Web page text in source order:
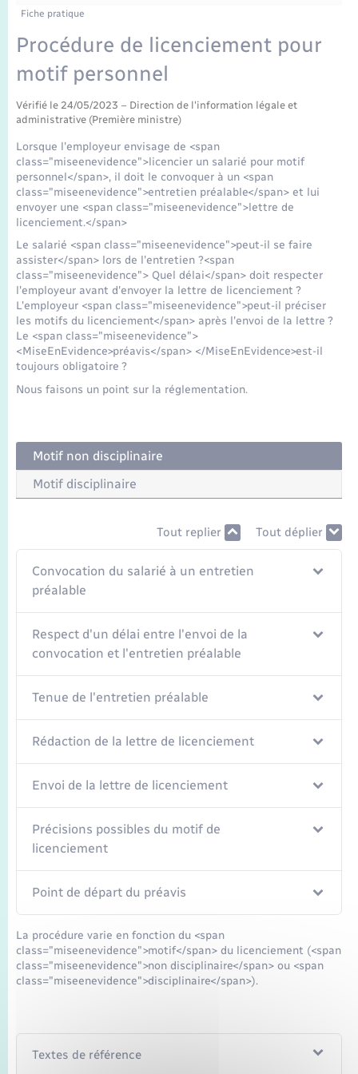
Etat-civil - Papiers - Citoyenneté
Mariage – PACS
Parrainage civil
Recensement
Loisirs
Nouvel habitant
Numérique
Organisation d’événement
Sécurité - Prévention
Seniors
Transports scolaires
Voirie et espace public
Travaux - Autorisation d’occupation de l’espace
Compétences
Plan interactif
Présentation de la commune
Publications
La Communauté de communes
Fiche pratique
Procédure de licenciement pour
motif personnel
Vérifié le 24/05/2023 – Direction de l'information légale et
administrative (Première ministre)
Lorsque l'employeur envisage de <span
class="miseenevidence">licencier un salarié pour motif
personnel</span>, il doit le convoquer à un <span
class="miseenevidence">entretien préalable</span> et lui
envoyer une <span class="miseenevidence">lettre de
licenciement.</span>
Le salarié <span class="miseenevidence">peut-il se faire
assister</span> lors de l'entretien ?<span
class="miseenevidence"> Quel délai</span> doit respecter
l'employeur avant d'envoyer la lettre de licenciement ?
L'employeur <span class="miseenevidence">peut-il préciser
les motifs du licenciement</span> après l'envoi de la lettre ?
Le <span class="miseenevidence">
<MiseEnEvidence>préavis</span> </MiseEnEvidence>est-il
toujours obligatoire ?
Nous faisons un point sur la réglementation.
Motif non disciplinaire
Motif disciplinaire
Tout replier Tout déplier
Convocation du salarié à un entretien
préalable
Respect d'un délai entre l'envoi de la
convocation et l'entretien préalable
Tenue de l'entretien préalable
Rédaction de la lettre de licenciement
Envoi de la lettre de licenciement
Précisions possibles du motif de
licenciement
Point de départ du préavis
La procédure varie en fonction du <span
class="miseenevidence">motif</span> du licenciement (<span
class="miseenevidence">non disciplinaire</span> ou <span
class="miseenevidence">disciplinaire</span>).
Textes de référence